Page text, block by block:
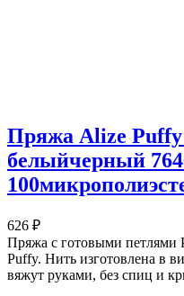
Пряжа Alize
белыйчерный
626 ₽
Пряжа с готовыми петлями
Puffy. Нить изготовлена в
вяжут руками, без спиц и